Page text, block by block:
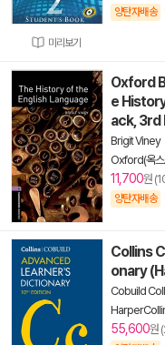
미리보기
양탄자배송
Oxford
e
ack, 3rd
Brigit Viney
Oxford(옥스
11,700원
양탄자배송
Collins
onary
Cobuild
55,600원